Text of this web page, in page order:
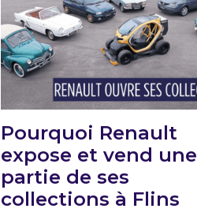
Pourquoi Renault
expose et vend une
partie de ses
collections à Flins